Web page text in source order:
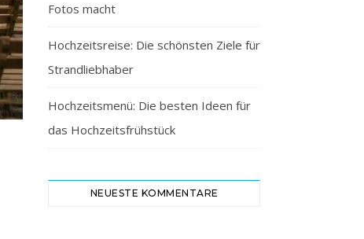
Fotos macht
Hochzeitsreise: Die schönsten Ziele für
Strandliebhaber
Hochzeitsmenü: Die besten Ideen für
das Hochzeitsfrühstück
NEUESTE KOMMENTARE